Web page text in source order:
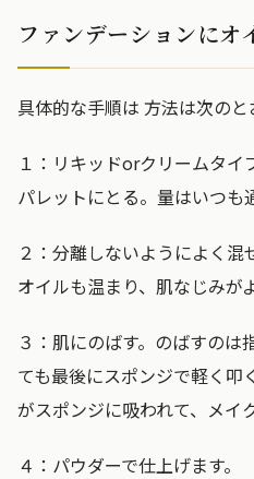
ファンデーションにオ
具体的な手順は 方法は次のと
１：リキッドorクリームタ
パレットにとる。量はいつも
２：分離しないようによく
オイルも温まり、肌なじみが
３：肌にのばす。のばすのは
ても最後にスポンジで軽く叩
がスポンジに吸われて、メイ
４：パウダーで仕上げます。